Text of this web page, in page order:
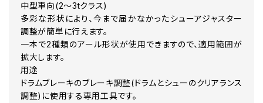
中型車向(2～3tクラス)
多彩な形状により、今まで届かなかったシューアジャスター
調整が簡単に行えます。
一本で2種類のアール形状が使用できますので、適用範囲が
拡大します。
用途
ドラムブレーキのブレーキ調整(ドラムとシューのクリアランス
調整)に使用する専用工具です。